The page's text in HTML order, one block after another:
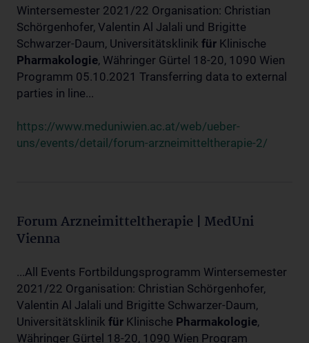
Wintersemester 2021/22 Organisation: Christian
Schörgenhofer, Valentin Al Jalali und Brigitte
Schwarzer-Daum, Universitätsklinik für Klinische
Pharmakologie, Währinger Gürtel 18-20, 1090 Wien
Programm 05.10.2021 Transferring data to external
parties in line...
https://www.meduniwien.ac.at/web/ueber-
uns/events/detail/forum-arzneimitteltherapie-2/
Forum Arzneimitteltherapie | MedUni
Vienna
...All Events Fortbildungsprogramm Wintersemester
2021/22 Organisation: Christian Schörgenhofer,
Valentin Al Jalali und Brigitte Schwarzer-Daum,
Universitätsklinik für Klinische Pharmakologie,
Währinger Gürtel 18-20, 1090 Wien Program